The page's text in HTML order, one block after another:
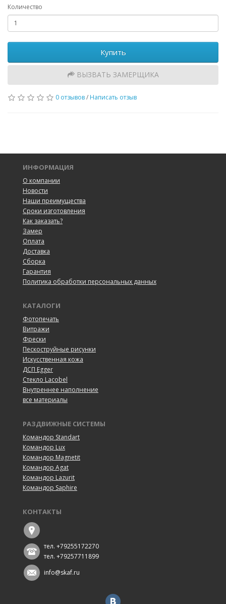
Количество
Купить
ВЫЗВАТЬ ЗАМЕРЩИКА
0 отзывов/ Написать отзыв
ИНФОРМАЦИЯ
О компании
Новости
Наши преимущества
Сроки изготовления
Как заказать?
Замер
Оплата
Доставка
Сборка
Гарантия
Политика обработки персональных данных
КАТАЛОГИ
Фотопечать
Витражи
Фрески
Пескоструйные рисунки
Искусственная кожа
ДСП Egger
Cтекло Lacobel
Внутреннее наполнение
все материалы
РАЗДВИЖНЫЕ СИСТЕМЫ
Командор Standart
Командор Lux
Командор Magnetit
Командор Agat
Командор Lazurit
Командор Saphire
КОНТАКТЫ
тел. +79255172270
тел. +79257711899
info@skaf.ru